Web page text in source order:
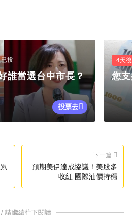
投
誰當選台中市長？
投票去
4天
您
下一篇
預期美伊達成協議！美股多
收紅 國際油價持穩
/ 請繼續往下閱讀